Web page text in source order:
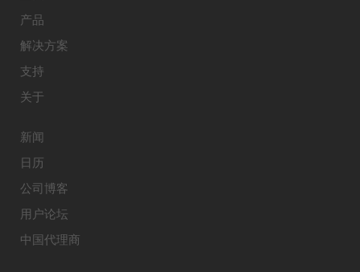
产品
解决方案
支持
关于
新闻
日历
公司博客
用户论坛
中国代理商